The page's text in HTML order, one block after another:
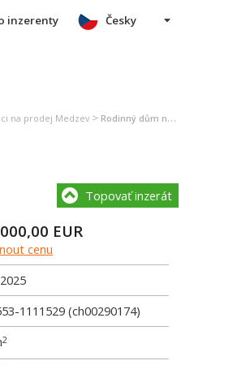
inzerenty Česky
na prodej Medzev > Rodinný dům na prodej Medzev
Topovať inzerát
EUR
cenu
1111529 (ch00290174)
2